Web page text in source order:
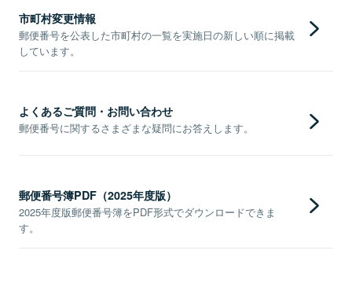
市町村変更情報
郵便番号を公表した市町村の一覧を実施日の新しい順に掲載
しています。
よくあるご質問・お問い合わせ
郵便番号に関するさまざまな疑問にお答えします。
郵便番号簿PDF（2025年度版）
2025年度版郵便番号簿をPDF形式でダウンロードできま
す。